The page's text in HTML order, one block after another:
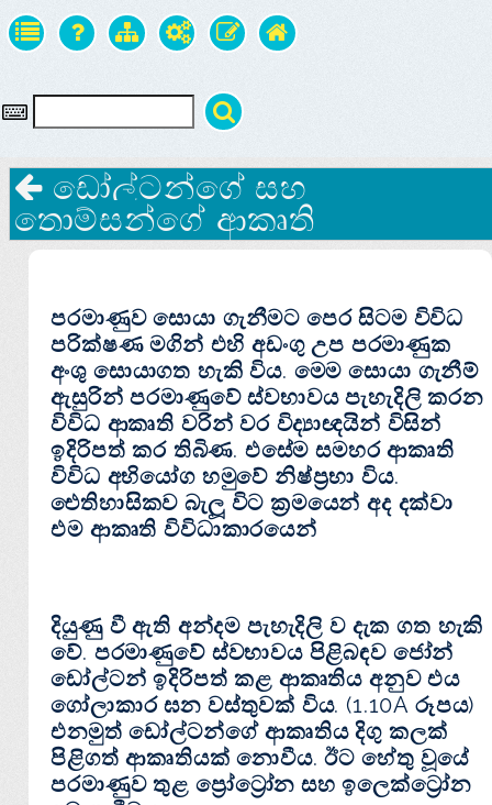
ඩෝල්ටන්ගේ සහ
තොම්සන්ගේ ආකෘති
පරමාණුව සොයා ගැනීමට පෙර සිටම විවිධ
පරික්ෂණ මගින් එහි අඩංගු උප පරමාණුක
අංශු සොයාගත හැකි විය. මෙම සොයා ගැනීම්
ඇසුරින් පරමාණුවේ ස්වභාවය පැහැදිලි කරන
විවිධ ආකෘති වරින් වර විද්‍යාඥයින් විසින්
ඉදිරිපත් කර තිබිණ. එසේම සමහර ආකෘති
විවිධ අභියෝග හමුවේ නිෂ්ප්‍රභා විය.
ඓතිහාසිකව බැලූ විට ක්‍රමයෙන් අද දක්වා
එම ආකෘති විවිධාකාරයෙන්
දියුණු වී ඇති අන්දම පැහැදිලි ව දැක ගත හැකි
වේ. පරමාණුවේ ස්වභාවය පිළිබඳව ජෝන්
ඩෝල්ටන් ඉදිරිපත් කළ ආකෘතිය අනුව එය
ගෝලාකාර ඝන වස්තුවක් විය. (1.10A රූපය)
එනමුත් ඩෝල්ටන්ගේ ආකෘතිය දිගු කලක්
පිළිගත් ආකෘතියක් නොවීය. ඊට හේතු වූයේ
පරමාණුව තුළ ප්‍රෝට්‍රෝන සහ ඉලෙක්ට්‍රෝන